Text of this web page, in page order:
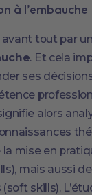
à l’embauche
tout par
. Et cela
ses
alors
mise en
mais aussi
skills).